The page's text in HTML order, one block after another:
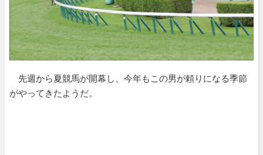
先週から夏競馬が開幕し、今年もこの男が頼りになる季節
がやってきたようだ。